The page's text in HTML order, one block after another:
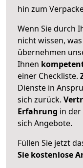
hin zum
Wenn Sie durch
nicht wissen,
übernehmen
Ihnen
einer Checkliste.
Dienste in
sich zurück.
Erfahrung in
sich Angebote.
Füllen Sie jetzt
Sie kostenlose